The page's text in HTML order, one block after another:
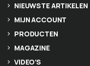
NIEUWSTE ARTIKELEN
MIJN ACCOUNT
PRODUCTEN
MAGAZINE
VIDEO’S